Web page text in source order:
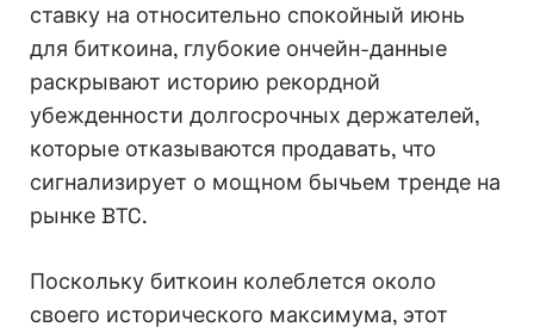
ставку на относительно спокойный июнь
для биткоина, глубокие ончейн-данные
раскрывают историю рекордной
убежденности долгосрочных держателей,
которые отказываются продавать, что
сигнализирует о мощном бычьем тренде на
рынке BTC.
Поскольку биткоин колеблется около
своего исторического максимума, этот